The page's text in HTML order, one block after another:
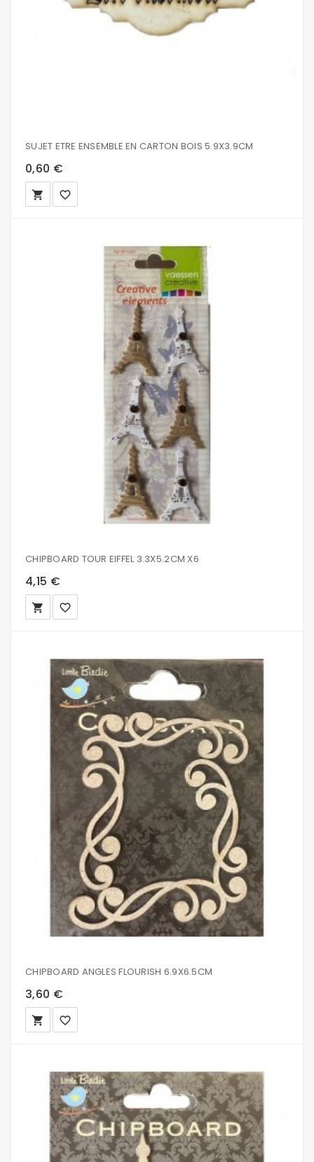
SUJET ETRE ENSEMBLE EN CARTON BOIS 5.9X3.9CM
0,60 €
local_grocery_store favorite_border
CHIPBOARD TOUR EIFFEL 3.3X5.2CM X6
4,15 €
local_grocery_store favorite_border
CHIPBOARD ANGLES FLOURISH 6.9X6.5CM
3,60 €
local_grocery_store favorite_border